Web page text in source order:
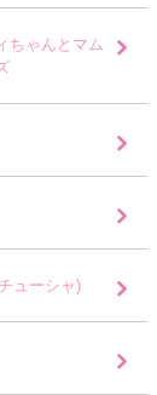
ちゃんとマム
ューシャ)